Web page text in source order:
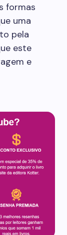
formas
uma
pela
este
e